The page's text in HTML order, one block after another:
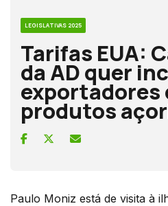
LEGISLATIVAS 2025
Tarifas EUA:
da AD quer
exportadores
produtos
Paulo Moniz está de visita à